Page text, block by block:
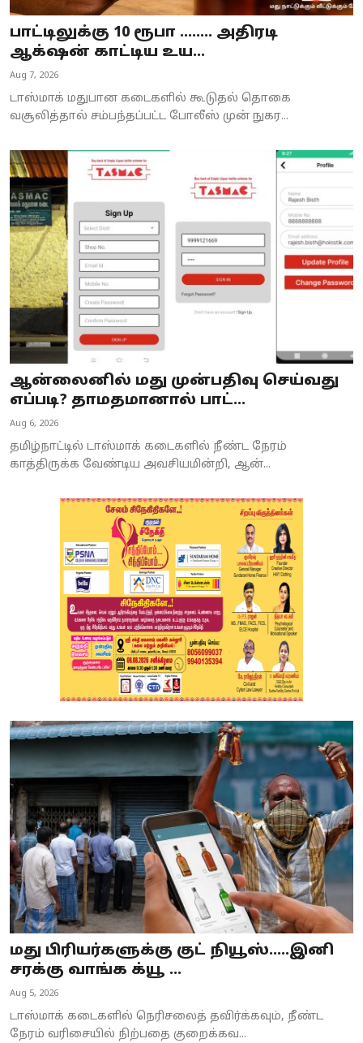
World
Astrology
Spirituality
Weather
Politics
பாட்டிலுக்கு 10 ரூபா ........ அதிரடி
ஆக்‌ஷன் காட்டிய உய...
Aug 7, 2026
டாஸ்மாக் மதுபான கடைகளில் கூடுதல் தொகை
வசூலித்தால் சம்பந்தப்பட்ட போலீஸ் முன் நுகர...
ஆன்லைனில் மது முன்பதிவு செய்வது
எப்படி? தாமதமானால் பாட்...
Aug 6, 2026
தமிழ்நாட்டில் டாஸ்மாக் கடைகளில் நீண்ட நேரம்
காத்திருக்க வேண்டிய அவசியமின்றி, ஆன்...
மது பிரியர்களுக்கு குட் நியூஸ்…..இனி
சரக்கு வாங்க க்யூ ...
Aug 5, 2026
டாஸ்மாக் கடைகளில் நெரிசலைத் தவிர்க்கவும், நீண்ட
நேரம் வரிசையில் நிற்பதை குறைக்கவ...